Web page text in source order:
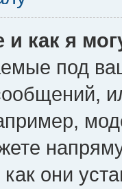
и как я
под
они